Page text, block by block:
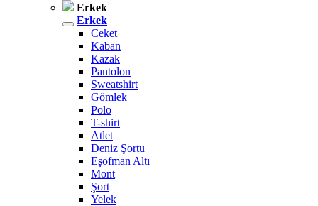
Erkek
Erkek
Ceket
Kaban
Kazak
Pantolon
Sweatshirt
Gömlek
Polo
T-shirt
Atlet
Deniz Şortu
Eşofman Altı
Mont
Şort
Yelek